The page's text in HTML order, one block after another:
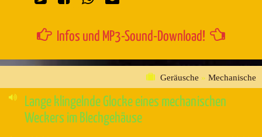
Infos und MP3-Sound-Download!
Geräusche » Mechanische
Lange klingelnde Glocke eines mechanischen
Weckers im Blechgehäuse